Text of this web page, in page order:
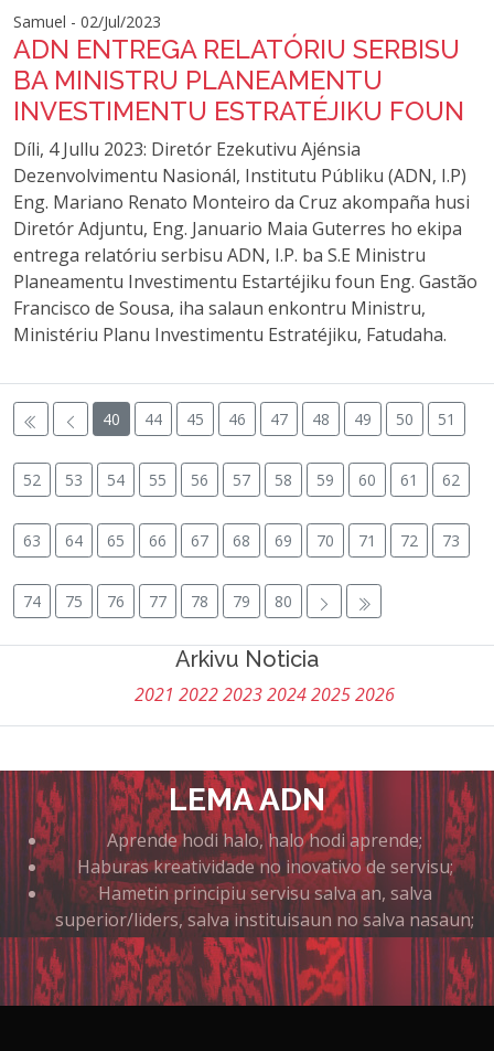
Samuel - 02/Jul/2023
ADN ENTREGA RELATÓRIU SERBISU
BA MINISTRU PLANEAMENTU
INVESTIMENTU ESTRATÉJIKU FOUN
Díli, 4 Jullu 2023: Diretór Ezekutivu Ajénsia
Dezenvolvimentu Nasionál, Institutu Públiku (ADN, I.P)
Eng. Mariano Renato Monteiro da Cruz akompaña husi
Diretór Adjuntu, Eng. Januario Maia Guterres ho ekipa
entrega relatóriu serbisu ADN, I.P. ba S.E Ministru
Planeamentu Investimentu Estartéjiku foun Eng. Gastão
Francisco de Sousa, iha salaun enkontru Ministru,
Ministériu Planu Investimentu Estratéjiku, Fatudaha.
40 44 45 46 47 48 49 50 51
52 53 54 55 56 57 58 59 60 61 62
63 64 65 66 67 68 69 70 71 72 73
74 75 76 77 78 79 80
Arkivu Noticia
2021 20222023202420252026
LEMA ADN
Aprende hodi halo, halo hodi aprende;
Haburas kreatividade no inovativo de servisu;
Hametin principiu servisu salva an, salva
superior/liders, salva instituisaun no salva nasaun;